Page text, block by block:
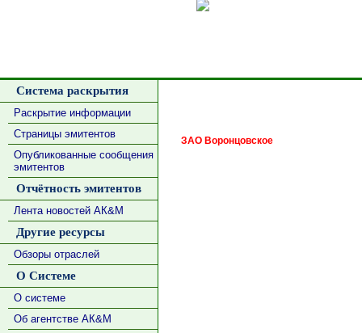
Система раскрытия
Раскрытие информации
Страницы эмитентов
Опубликованные сообщения
эмитентов
Отчётность эмитентов
Лента новостей АК&М
Другие ресурсы
Обзоры отраслей
О Системе
О системе
Об агентстве АК&М
ЗАО Воронцовское